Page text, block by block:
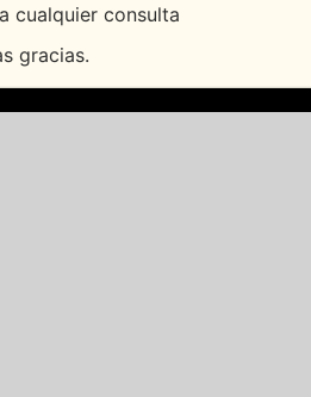
cualquier consulta
gracias.